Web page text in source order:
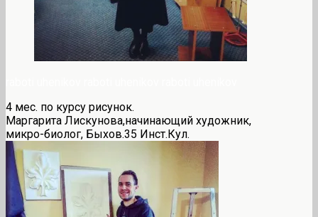
4 мес. по курсу рисунок.
Маргарита Лискунова,начинающий художник,
микро-биолог, Быхов.35 Инст.Кул.